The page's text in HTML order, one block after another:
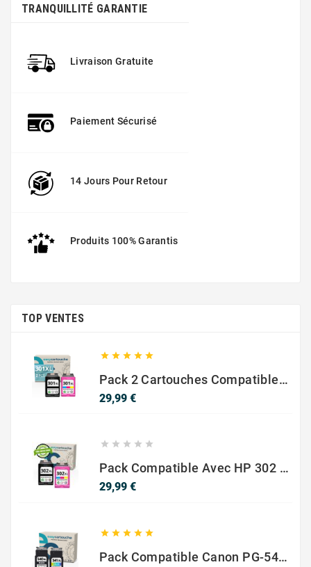
TRANQUILLITÉ GARANTIE
Livraison Gratuite
Paiement Sécurisé
14 Jours Pour Retour
Produits 100% Garantis
TOP VENTES
    
Pack 2 Cartouches Compatible Avec HP 301 XL Noir Et Couleur
29,99 €Prix
    
Pack Compatible Avec HP 302 XL Noir Et Couleur - SANS NIVEAU ENCRE
29,99 €Prix
    
Pack Compatible Canon PG-540 XL / CL-541 XL – Noir & Couleur – Haute Capacité